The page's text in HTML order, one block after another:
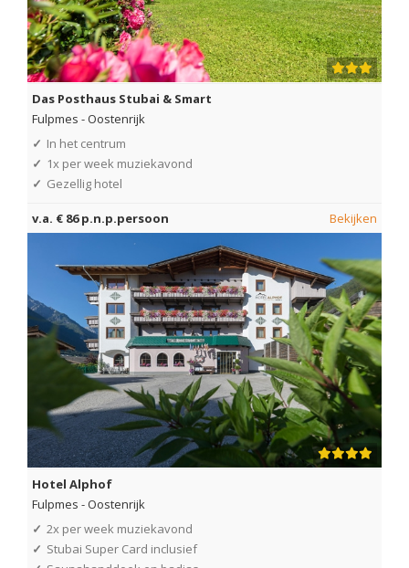
Das Posthaus Stubai & Smart
Fulpmes -Oostenrijk
✓ In het centrum
✓ 1x per week muziekavond
✓ Gezellig hotel
v.a. € 86 p.n.p.persoon Bekijken
Hotel Alphof
Fulpmes -Oostenrijk
✓ 2x per week muziekavond
✓ Stubai Super Card inclusief